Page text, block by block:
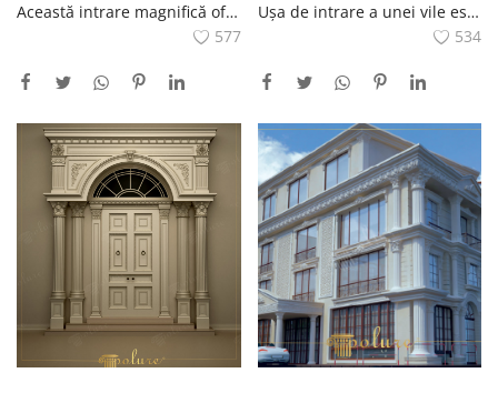
Această intrare magnifică oferă o operă de artă prin combinarea celor mai elegante elemente ale designului arhitectural clasic cu nota modernă a coloanelor din poliuretan, care se ridică în puritatea capitelurilor de coloană corintică, nituiesc nobilimea acestei clădiri evidențiază caracterul exteriorului, în timp ce ornamentele și aplicațiile aurii acordă atenție la detalii de inspirație pentru cei care caută soluții moderne și stilate pentru decorarea exterioară clasică Sub ultimele lumini ale zilei, aceste detalii dovedesc cât de atemporală este eleganța arhitecturală.
577
Ușa de intrare a unei vile este un element care reflectă caracterul și gustul casei pentru oaspeți din momentul primului pas în casă. Decorul Plato joacă un rol cheie în întărirea acestei prime impresii, inspirată de arhitectura antică grecească și romană , platoul usii decorat cu coloane, arcade si sculpturi detaliate este atemporal chiar si in spatiile de locuit moderne In acest articol, vei descoperi cum sa adaugi un aspect modern in timp ce amenajezi usa de la intrarea vilei tale cu un efect antic sfaturi care vor face zona de intrare atât atractivă din punct de vedere vizual, cât și practică, adăugând nu numai caracteristici estetice, ci și funcționale.
534